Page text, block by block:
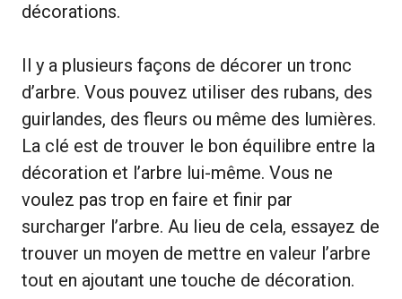
décorations.
Il y a plusieurs façons de décorer un tronc
d’arbre. Vous pouvez utiliser des rubans, des
guirlandes, des fleurs ou même des lumières.
La clé est de trouver le bon équilibre entre la
décoration et l’arbre lui-même. Vous ne
voulez pas trop en faire et finir par
surcharger l’arbre. Au lieu de cela, essayez de
trouver un moyen de mettre en valeur l’arbre
tout en ajoutant une touche de décoration.